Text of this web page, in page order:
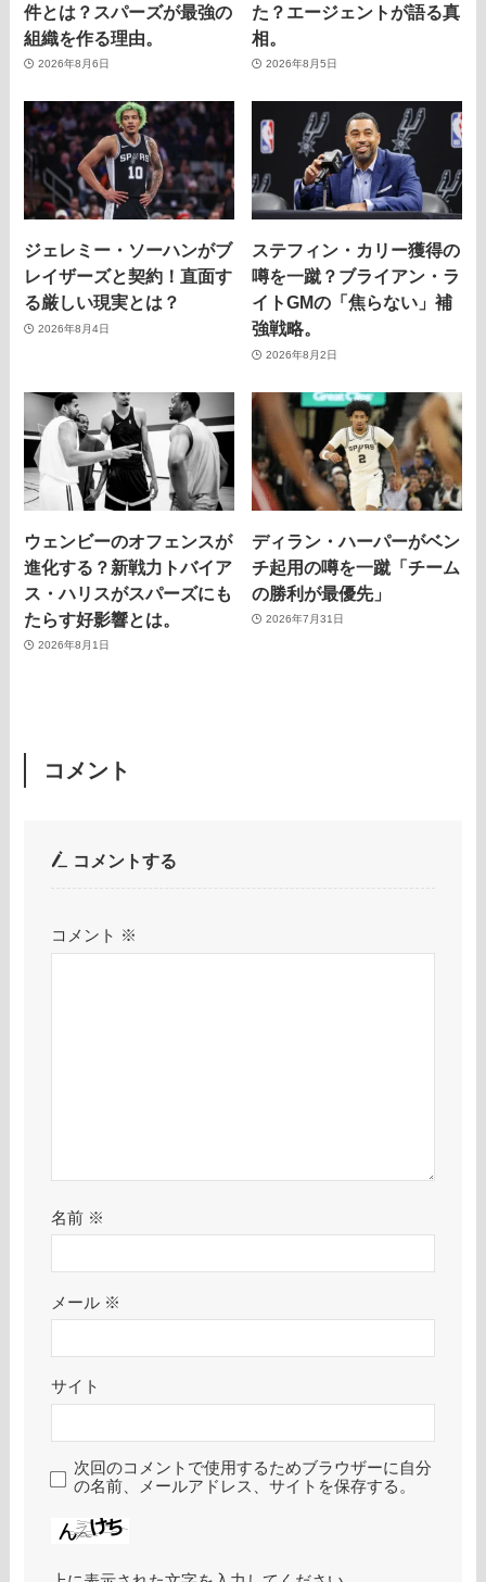
件とは？スパーズが最強の
組織を作る理由。
2026年8月6日
た？エージェントが語る真
相。
2026年8月5日
ジェレミー・ソーハンがブ
レイザーズと契約！直面す
る厳しい現実とは？
2026年8月4日
ステフィン・カリー獲得の
噂を一蹴？ブライアン・ラ
イトGMの「焦らない」補
強戦略。
2026年8月2日
ウェンビーのオフェンスが
進化する？新戦力トバイア
ス・ハリスがスパーズにも
たらす好影響とは。
2026年8月1日
ディラン・ハーパーがベン
チ起用の噂を一蹴「チーム
の勝利が最優先」
2026年7月31日
コメント
コメントする
コメント ※
名前 ※
メール ※
サイト
次回のコメントで使用するためブラウザーに自分
の名前、メールアドレス、サイトを保存する。